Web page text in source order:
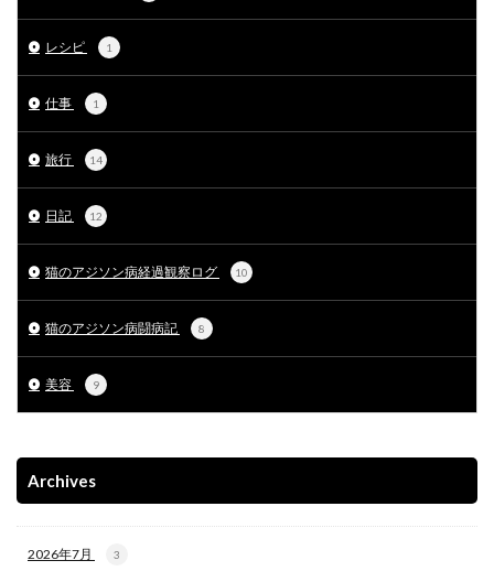
レシピ 1
仕事 1
旅行 14
日記 12
猫のアジソン病経過観察ログ 10
猫のアジソン病闘病記 8
美容 9
Archives
2026年7月 3